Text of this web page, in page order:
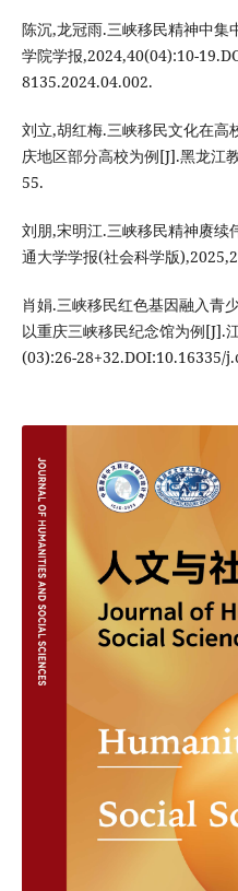
陈沉,龙冠雨.三峡移民精神中集
学院学报,2024,40(04):10-
8135.2024.04.002.
刘立,胡红梅.三峡移民文化在
庆地区部分高校为例[J].黑龙江
55.
刘朋,宋明江.三峡移民精神赓续
通大学学报(社会科学版
肖娟.三峡移民红色基因融入
以重庆三峡移民纪念馆为例[J].
(03):26-28+32.DOI:10.16335/